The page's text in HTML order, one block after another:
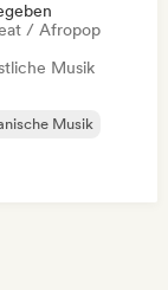
/ Afropop
Musik
Musik